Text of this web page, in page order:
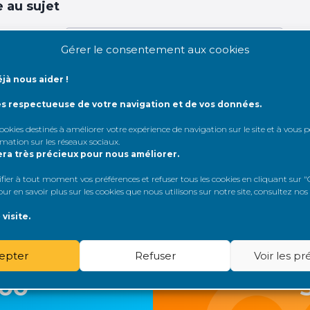
Gérer le consentement aux cookies
nous aider !
respectueuse de votre navigation et de vos données.
destinés à améliorer votre expérience de navigation sur le site et à vous
sur les réseaux sociaux.
très précieux pour nous améliorer.
à tout moment vos préférences et refuser tous les cookies en cliquant sur
en savoir plus sur les cookies que nous utilisons sur notre site, consultez nos
visite.
Refuser Voir les
au sujet
Rester connecté